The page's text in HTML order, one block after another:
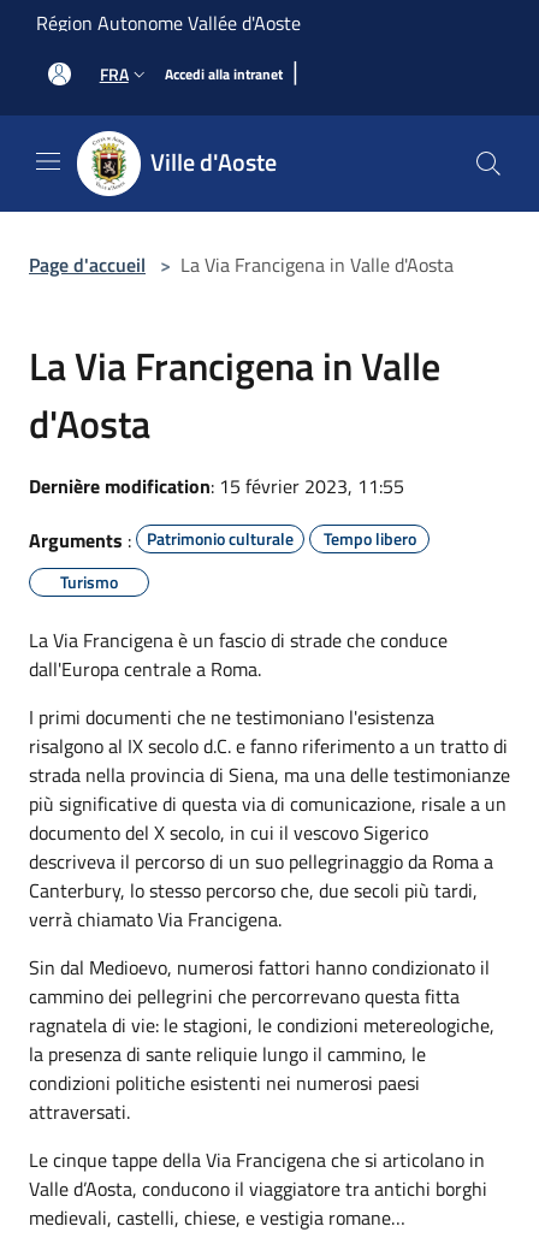
Salta al contenuto principale
Région Autonome Vallée d'Aoste
FRA Accedi alla intranet |
Ville d'Aoste
Page d'accueil > La Via Francigena in Valle d'Aosta
La Via Francigena in Valle
d'Aosta
Dernière modification: 15 février 2023, 11:55
Arguments : Patrimonio culturale
Tempo libero
Turismo
La Via Francigena è un fascio di strade che conduce
dall'Europa centrale a Roma.
I primi documenti che ne testimoniano l'esistenza
risalgono al IX secolo d.C. e fanno riferimento a un tratto di
strada nella provincia di Siena, ma una delle testimonianze
più significative di questa via di comunicazione, risale a un
documento del X secolo, in cui il vescovo Sigerico
descriveva il percorso di un suo pellegrinaggio da Roma a
Canterbury, lo stesso percorso che, due secoli più tardi,
verrà chiamato Via Francigena.
Sin dal Medioevo, numerosi fattori hanno condizionato il
cammino dei pellegrini che percorrevano questa fitta
ragnatela di vie: le stagioni, le condizioni metereologiche,
la presenza di sante reliquie lungo il cammino, le
condizioni politiche esistenti nei numerosi paesi
attraversati.
Le cinque tappe della Via Francigena che si articolano in
Valle d’Aosta, conducono il viaggiatore tra antichi borghi
medievali, castelli, chiese, e vestigia romane…